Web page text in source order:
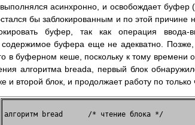
асинхронно, и освобождает
бы заблокированным и по этой причине
буфер, так как операция
содержимое буфера еще не адекватно. Позже,
в буферном кеше, поскольку к тому времени
алгоритма breada, первый блок
и второй блок, и продолжает работу по только
алгоритм bread      /* чтение